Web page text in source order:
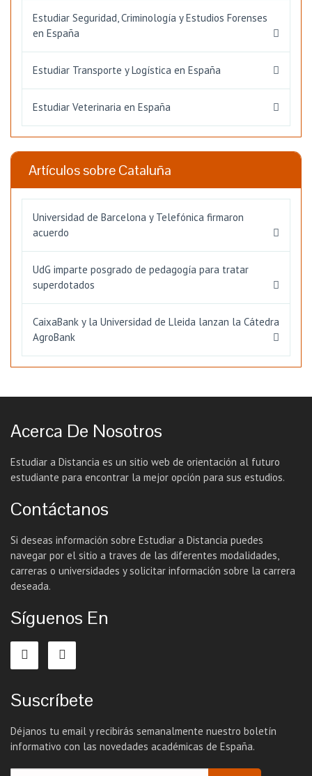
Estudiar Seguridad, Criminología y Estudios Forenses
en España
Estudiar Transporte y Logística en España
Estudiar Veterinaria en España
Artículos sobre Cataluña
Universidad de Barcelona y Telefónica firmaron
acuerdo
UdG imparte posgrado de pedagogía para tratar
superdotados
CaixaBank y la Universidad de Lleida lanzan la Cátedra
AgroBank
Acerca De Nosotros
Estudiar a Distancia es un sitio web de orientación al futuro
estudiante para encontrar la mejor opción para sus estudios.
Contáctanos
Si deseas información sobre Estudiar a Distancia puedes
navegar por el sitio a traves de las diferentes modalidades,
carreras o universidades y solicitar información sobre la carrera
deseada.
Síguenos En
Suscríbete
Déjanos tu email y recibirás semanalmente nuestro boletín
informativo con las novedades académicas de España.